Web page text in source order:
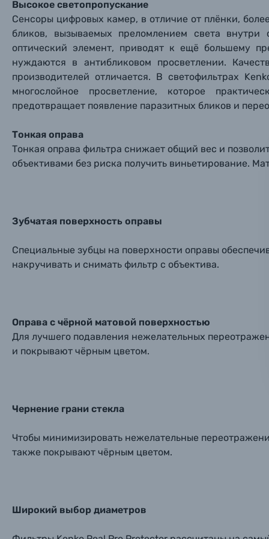
Мы
Тема
Мы
Тема
Пленочные фотоаппараты
Фотокамеры моментальной печати
Видеокамеры
Объективы для фотоаппаратов
Вспышки для фотоаппаратов
Электроника
Осветительное оборудование
Фоторамки
Солнцезащитные очки
Заказ
Вами с
Высокое светопропускание
Сенсоры цифровых камер, в отличие от плёнки,
бликов, вызываемых преломлением света внутри
оптический элемент, приводят к ещё большему
нуждаются в антибликовом просветлении.
производителей отличается. В светофильтрах
многослойное просветление, которое
предотвращает появление паразитных бликов и
Тонкая оправа
Тонкая оправа фильтра снижает общий вес и
объективами без риска получить виньетирование.
Зубчатая поверхность оправы
Специальные зубцы на поверхности оправы
накручивать и снимать фильтр с объектива.
Оправа с чёрной матовой поверхностью
Для лучшего подавления нежелательных
и покрывают чёрным цветом.
Чернение грани стекла
Чтобы минимизировать нежелательные
также покрывают чёрным цветом.
Широкий выбор диаметров
Мы
Тема